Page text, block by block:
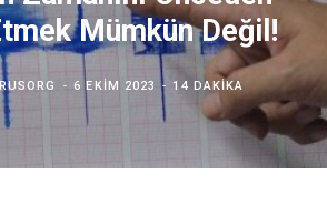
Mümkün Değil!
6 EKIM 2023 14 DAKIKA